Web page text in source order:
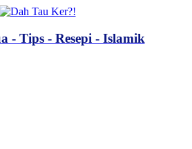
- Tips - Resepi - Islamik